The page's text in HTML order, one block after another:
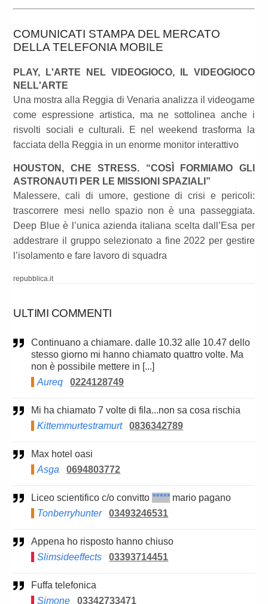
COMUNICATI STAMPA DEL MERCATO
DELLA TELEFONIA MOBILE
PLAY, L'ARTE NEL VIDEOGIOCO, IL VIDEOGIOCO
NELL'ARTE
Una mostra alla Reggia di Venaria analizza il videogame
come espressione artistica, ma ne sottolinea anche i
risvolti sociali e culturali. E nel weekend trasforma la
facciata della Reggia in un enorme monitor interattivo
HOUSTON, CHE STRESS. “COSÌ FORMIAMO GLI
ASTRONAUTI PER LE MISSIONI SPAZIALI”
Malessere, cali di umore, gestione di crisi e pericoli:
trascorrere mesi nello spazio non è una passeggiata.
Deep Blue è l’unica azienda italiana scelta dall’Esa per
addestrare il gruppo selezionato a fine 2022 per gestire
l’isolamento e fare lavoro di squadra
repubblica.it
ULTIMI COMMENTI
Continuano a chiamare. dalle 10.32 alle 10.47 dello
stesso giorno mi hanno chiamato quattro volte. Ma
non è possibile mettere in [...]
Aureq
0224128749
Mi ha chiamato 7 volte di fila...non sa cosa rischia
Kittemmurtestramurt
0836342789
Max hotel oasi
Asga
0694803772
Liceo scientifico c/o convitto *****mario pagano
Tonberryhunter
03493246531
Appena ho risposto hanno chiuso
Slimsideeffects
03393714451
Fuffa telefonica
Simone
03342733471